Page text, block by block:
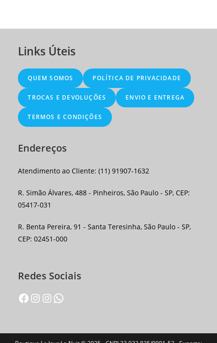
Links Úteis
QUEM SOMOS POLÍTICA DE PRIVACIDADE
TROCAS E DEVOLUÇÕES ENVIO E ENTREGA
TERMOS E CONDIÇÕES
Endereços
Atendimento ao Cliente: (11) 91907-1632
R. Simão Álvares, 488 - Pinheiros, São Paulo - SP, CEP:
05417-031
R. Benta Pereira, 91 - Santa Teresinha, São Paulo - SP,
CEP: 02451-000
Redes Sociais
Facebook
Instagram
Instagram
WhatsApp